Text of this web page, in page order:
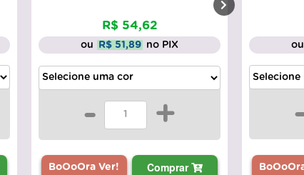
R$ 54,62
ou R$ 51,89 no PIX
- +
BoOoOra Ver! Comprar
ou